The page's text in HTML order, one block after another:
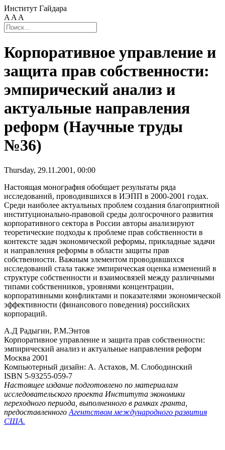
Институт Гайдара
A A A
Корпоративное управление и
защита прав собственности:
эмпирический анализ и
актуальные направления
реформ (Научные труды
№36)
Thursday, 29.11.2001, 00:00
Настоящая монография обобщает результаты ряда
исследований, проводившихся в ИЭПП в 2000-2001 годах.
Среди наиболее актуальных проблем создания благоприятной
институционально-правовой среды долгосрочного развития
корпоративного сектора в России авторы анализируют
теоретические подходы к проблеме прав собственности в
контексте задач экономической реформы, прикладные задачи
и направления реформы в области защиты прав
собственности. Важным элементом проводившихся
исследований стала также эмпирическая оценка изменений в
структуре собственности и взаимосвязей между различными
типами собственников, уровнями концентрации,
корпоративными конфликтами и показателями экономической
эффективности (финансового поведения) российских
корпораций.
А.Д Радыгин, Р.М.Энтов
Корпоративное управление и защита прав собственности:
эмпирический анализ и актуальные направления реформ
Москва 2001
Компьютерный дизайн: А. Астахов, М. Слободинский
ISBN 5-93255-059-7
Настоящее издание подготовлено по материалам
исследовательского проекта Института экономики
переходного периода, выполненного в рамках гранта,
предоставленного Агентством международного развития
США.